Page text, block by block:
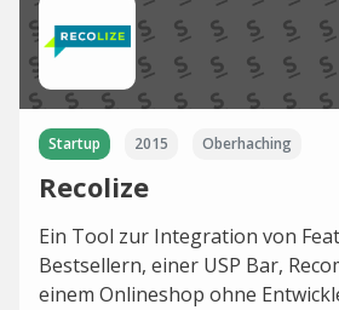
Startup 2015 Oberhaching
Recolize
Ein Tool zur Integration von
Bestsellern, einer USP Bar,
einem Onlineshop ohne